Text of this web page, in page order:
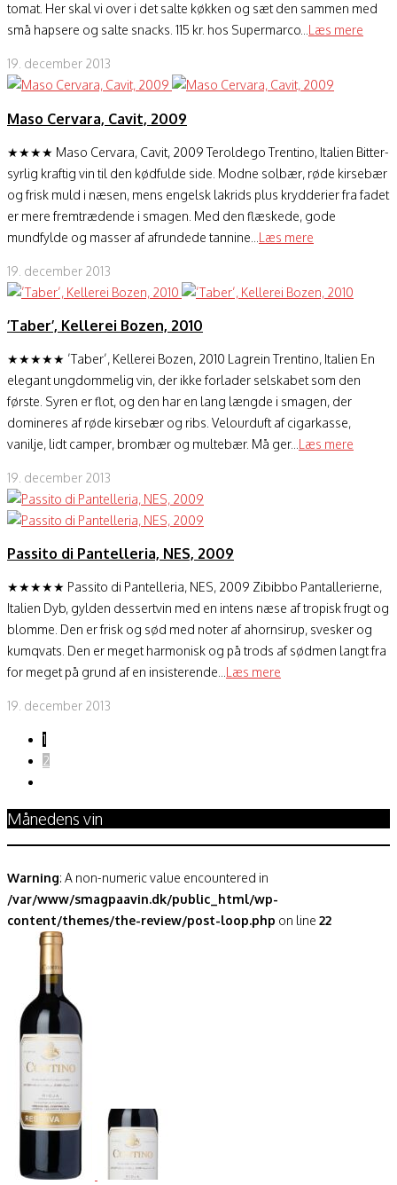
tomat. Her skal vi over i det salte køkken og sæt den sammen med
små hapsere og salte snacks. 115 kr. hos Supermarco...Læs mere
19. december 2013
Maso Cervara, Cavit, 2009
★★★★ Maso Cervara, Cavit, 2009 Teroldego Trentino, Italien Bitter-
syrlig kraftig vin til den kødfulde side. Modne solbær, røde kirsebær
og frisk muld i næsen, mens engelsk lakrids plus krydderier fra fadet
er mere fremtrædende i smagen. Med den flæskede, gode
mundfylde og masser af afrundede tannine... Læs mere
19. december 2013
’Taber’, Kellerei Bozen, 2010
★★★★★ ’Taber’, Kellerei Bozen, 2010 Lagrein Trentino, Italien En
elegant ungdommelig vin, der ikke forlader selskabet som den
første. Syren er flot, og den har en lang længde i smagen, der
domineres af røde kirsebær og ribs. Velourduft af cigarkasse,
vanilje, lidt camper, brombær og multebær. Må ger... Læs mere
19. december 2013
Passito di Pantelleria, NES, 2009
★★★★★ Passito di Pantelleria, NES, 2009 Zibibbo Pantallerierne,
Italien Dyb, gylden dessertvin med en intens næse af tropisk frugt og
blomme. Den er frisk og sød med noter af ahornsirup, svesker og
kumqvats. Den er meget harmonisk og på trods af sødmen langt fra
for meget på grund af en insisterende... Læs mere
19. december 2013
1
2
Månedens vin
Warning: A non-numeric value encountered in
/var/www/smagpaavin.dk/public_html/wp-
content/themes/the-review/post-loop.php on line 22